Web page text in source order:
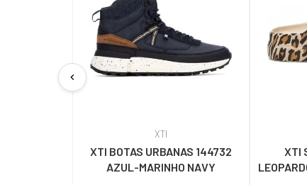
chevron_left
XTI
XTI BOTAS URBANAS 144732
AZUL-MARINHO NAVY
XTI